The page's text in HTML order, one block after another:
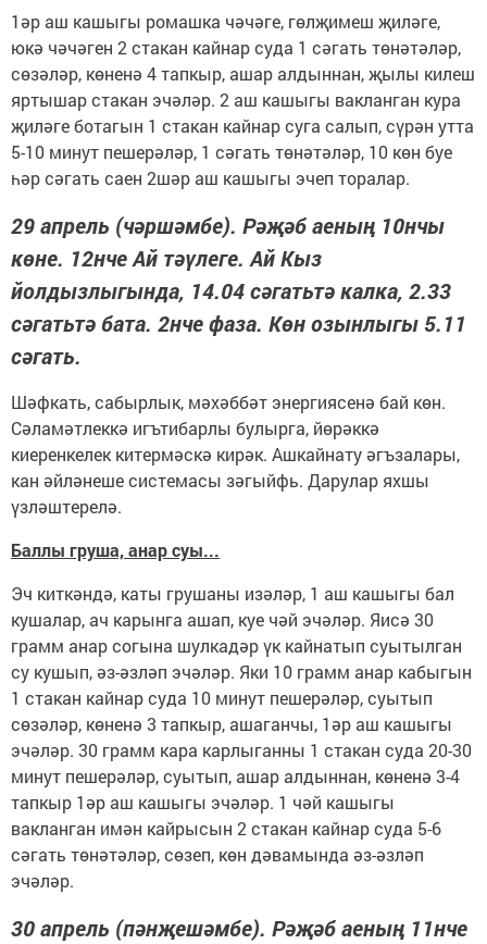
1әр аш кашыгы ромашка чәчәге, гөлҗимеш җиләге,
юкә чәчәген 2 стакан кайнар суда 1 сәгать төнәтәләр,
сөзәләр, көненә 4 тапкыр, ашар алдыннан, җылы килеш
яртышар стакан эчәләр. 2 аш кашыгы вакланган кура
җиләге ботагын 1 стакан кайнар суга салып, сүрән утта
5-10 минут пешерәләр, 1 сәгать төнәтәләр, 10 көн буе
һәр сәгать саен 2шәр аш кашыгы эчеп торалар.
29 апрель (чәршәмбе). Рәҗәб аеның 10нчы
көне. 12нче Ай тәүлеге. Ай Кыз
йолдызлыгында, 14.04 сәгатьтә калка, 2.33
сәгатьтә бата. 2нче фаза. Көн озынлыгы 5.11
сәгать.
Шәфкать, сабырлык, мәхәббәт энергиясенә бай көн.
Сәламәтлеккә игътибарлы булырга, йөрәккә
киеренкелек китермәскә кирәк. Ашкайнату әгъзалары,
кан әйләнеше системасы зәгыйфь. Дарулар яхшы
үзләштерелә.
Баллы груша, анар суы...
Эч киткәндә, каты грушаны изәләр, 1 аш кашыгы бал
кушалар, ач карынга ашап, куе чәй эчәләр. Яисә 30
грамм анар согына шулкадәр үк кайнатып суытылган
су кушып, әз-әзләп эчәләр. Яки 10 грамм анар кабыгын
1 стакан кайнар суда 10 минут пешерәләр, суытып
сөзәләр, көненә 3 тапкыр, ашаганчы, 1әр аш кашыгы
эчәләр. 30 грамм кара карлыганны 1 стакан суда 20-30
минут пешерәләр, суытып, ашар алдыннан, көненә 3-4
тапкыр 1әр аш кашыгы эчәләр. 1 чәй кашыгы
вакланган имән кайрысын 2 стакан кайнар суда 5-6
сәгать төнәтәләр, сөзеп, көн дәвамында әз-әзләп
эчәләр.
30 апрель (пәнҗешәмбе). Рәҗәб аеның 11нче